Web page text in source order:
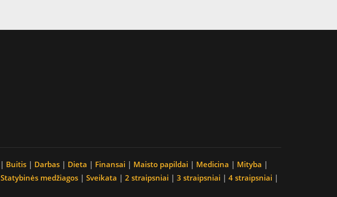
| Buitis | Darbas | Dieta | Finansai | Maisto papildai | Medicina | Mityba |
Statybinės medžiagos | Sveikata | 2 straipsniai | 3 straipsniai | 4 straipsniai |